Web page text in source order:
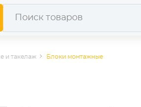
и такелаж Блоки монтажные